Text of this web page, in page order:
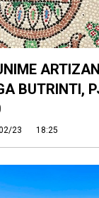
BUTRINTI,
23 18:25